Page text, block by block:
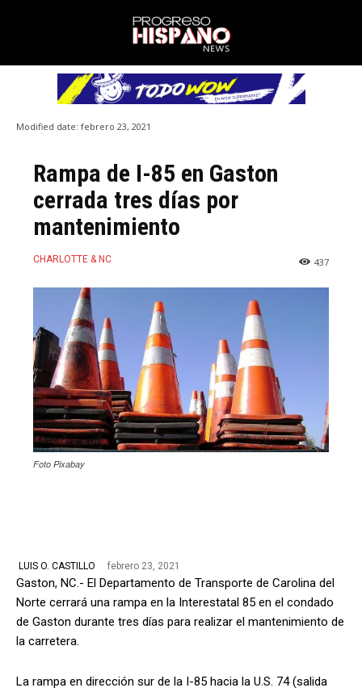
Modified date: febrero 23, 2021
Rampa de I-85 en Gaston
cerrada tres días por
mantenimiento
CHARLOTTE & NC 437
Foto Pixabay
LUIS O. CASTILLO febrero 23, 2021
Gaston, NC.- El Departamento de Transporte de Carolina del
Norte cerrará una rampa en la Interestatal 85 en el condado
de Gaston durante tres días para realizar el mantenimiento de
la carretera.
La rampa en dirección sur de la I-85 hacia la U.S. 74 (salida